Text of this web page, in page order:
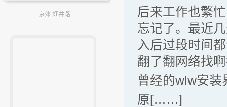
京郊 虹井路
后来工作也繁
忘记了。最近
入后过段时间
翻了翻网络找
曾经的wlw安装
原[……]